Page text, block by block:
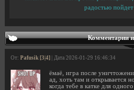
радостью
Комментарии
От: Pafusik [3|4] | Дата 2026-01-29 16:46:34
ёмаё, игра после
ад, хоть там и открывается
когда тебе в катке для